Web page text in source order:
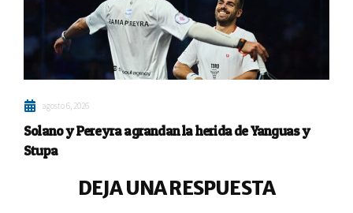
agosto 6, 2026
Solano y Pereyra agrandan la herida de Yanguas y
Stupa
DEJA UNA RESPUESTA